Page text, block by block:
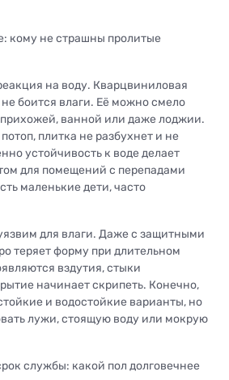
кому не страшны пролитые
на воду. Кварцвиниловая
боится влаги. Её можно смело
прихожей, ванной или даже лоджии.
плитка не разбухнет и не
устойчивость к воде делает
для помещений с перепадами
маленькие дети, часто
для влаги. Даже с защитными
теряет форму при длительном
вздутия, стыки
начинает скрипеть. Конечно,
и водостойкие варианты, но
лужи, стоящую воду или мокрую
службы: какой пол долговечнее